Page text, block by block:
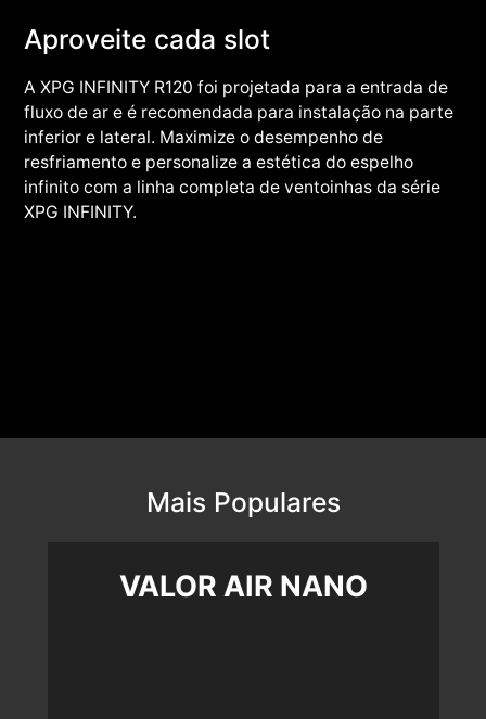
Aproveite cada slot
A XPG INFINITY R120 foi projetada para a entrada de
fluxo de ar e é recomendada para instalação na parte
inferior e lateral. Maximize o desempenho de
resfriamento e personalize a estética do espelho
infinito com a linha completa de ventoinhas da série
XPG INFINITY.
Mais Populares
VALOR AIR NANO